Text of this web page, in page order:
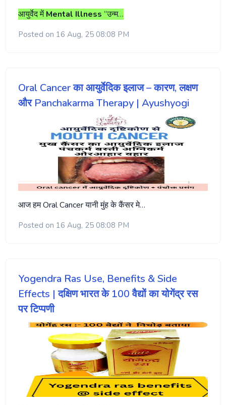
आयुर्वेदमें Mental Illness “उन्म…
Posted on 16 Aug, 25 08:08 PM
Oral Cancer का आयुर्वेदिक इलाज – कारण, लक्षण
और Panchakarma Therapy | Ayushyogi
आज हम Oral Cancer यानी मुंह के कैंसर मे…
Posted on 16 Aug, 25 08:08 PM
Yogendra Ras Use, Benefits & Side
Effects | दक्षिण भारत के 100 वैद्यों का योगेंद्र रस
पर टिप्पणी